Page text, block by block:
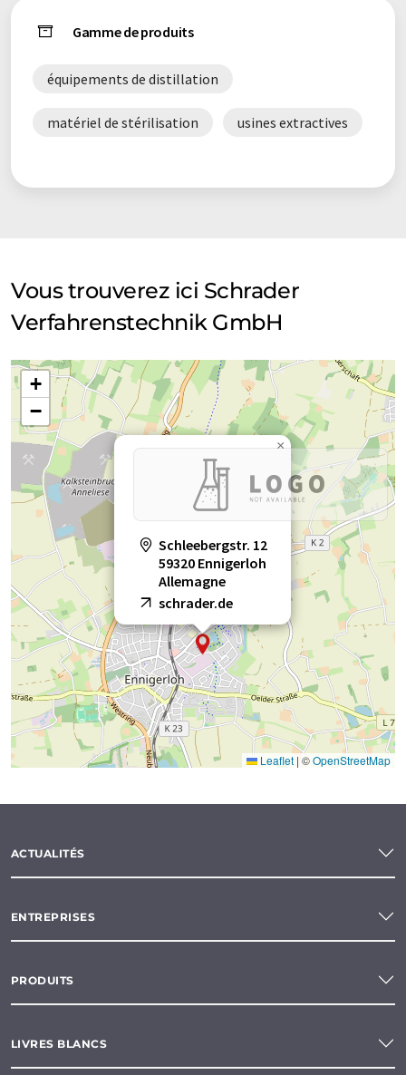
Gamme de produits
équipements de distillation
matériel de stérilisation usines extractives
Vous trouverez ici Schrader
Verfahrenstechnik GmbH
Schleebergstr. 12
59320 Ennigerloh
Allemagne
schrader.de
×
+
−
Leaflet | ©OpenStreetMap
ACTUALITÉS
ENTREPRISES
PRODUITS
LIVRES BLANCS